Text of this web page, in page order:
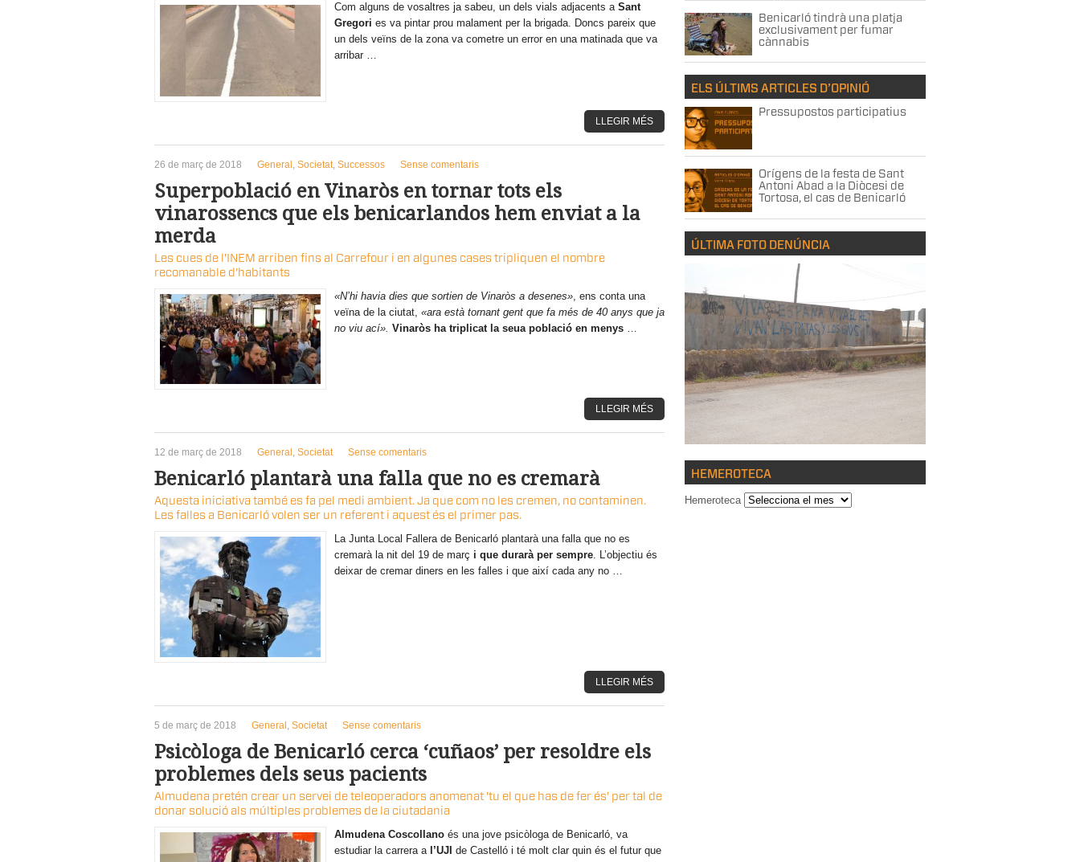
Com alguns de vosaltres ja sabeu, un dels vials adjacents a Sant
Gregori es va pintar prou malament per la brigada. Doncs pareix que
un dels veïns de la zona va cometre un error en una matinada que va
arribar …
LLEGIR MÉS
26 de març de 2018 General , Societat, Successos Sense comentaris
Superpoblació en Vinaròs en tornar tots els
vinarossencs que els benicarlandos hem enviat a la
merda
Les cues de l'INEM arriben fins al Carrefour i en algunes cases tripliquen el nombre
recomanable d'habitants
«N’hi havia dies que sortien de Vinaròs a desenes», ens conta una
veïna de la ciutat, «ara està tornant gent que fa més de 40 anys que ja
no viu ací». Vinaròs ha triplicat la seua població en menys …
LLEGIR MÉS
12 de març de 2018 General , Societat Sense comentaris
Benicarló plantarà una falla que no es cremarà
Aquesta iniciativa també es fa pel medi ambient. Ja que com no les cremen, no contaminen.
Les falles a Benicarló volen ser un referent i aquest és el primer pas.
La Junta Local Fallera de Benicarló plantarà una falla que no es
cremarà la nit del 19 de març i que durarà per sempre. L’objectiu és
deixar de cremar diners en les falles i que així cada any no …
LLEGIR MÉS
5 de març de 2018 General , Societat Sense comentaris
Psicòloga de Benicarló cerca ‘cuñaos’ per resoldre els
problemes dels seus pacients
Almudena pretén crear un servei de teleoperadors anomenat 'tu el que has de fer és' per tal de
donar solució als múltiples problemes de la ciutadania
Almudena Coscollano és una jove psicòloga de Benicarló, va
estudiar la carrera a l’UJI de Castelló i té molt clar quin és el futur que
Benicarló tindrà una platja
exclusivament per fumar
cànnabis
ELS ÚLTIMS ARTICLES D’OPINIÓ
Pressupostos participatius
Orígens de la festa de Sant
Antoni Abad a la Diòcesi de
Tortosa, el cas de Benicarló
ÚLTIMA FOTO DENÚNCIA
HEMEROTECA
Hemeroteca